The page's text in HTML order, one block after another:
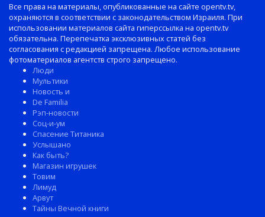
Все права на материалы, опубликованные на сайте opentv.tv,
охраняются в соответствии с законодательством Израиля. При
использовании материалов сайта гиперссылка на opentv.tv
обязательна. Перепечатка эксклюзивных статей без
согласования с редакцией запрещена. Любое использование
фотоматериалов агентств строго запрещено.
Люди
Мультики
Новость и
De Familia
Рэп-новости
Соц-и-ум
Спасение Титаника
Услышано
Как быть?
Магазин игрушек
Товим
Лимуд
Арвут
Тайны Вечной книги